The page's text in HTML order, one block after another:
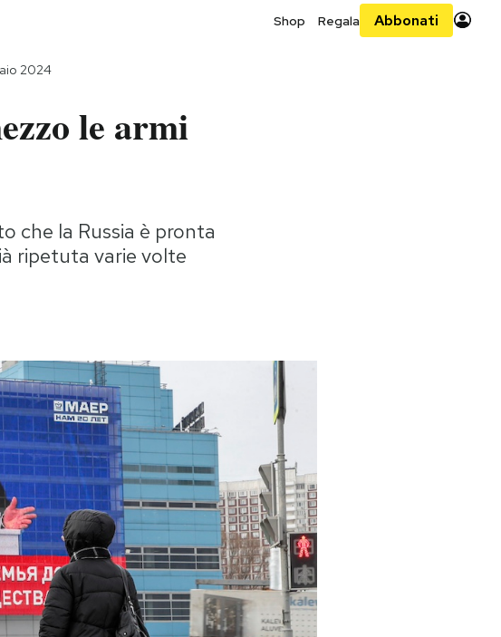
Shop Regala Abbonati
2024
le armi
che la Russia è pronta
ripetuta varie volte